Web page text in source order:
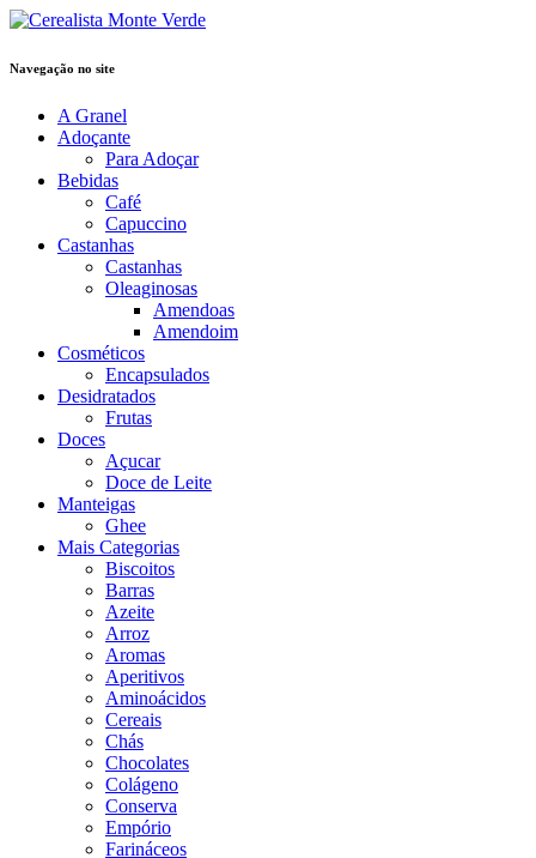
Navegação no site
A Granel
Adoçante
Para Adoçar
Bebidas
Café
Capuccino
Castanhas
Castanhas
Oleaginosas
Amendoas
Amendoim
Cosméticos
Encapsulados
Desidratados
Frutas
Doces
Açucar
Doce de Leite
Manteigas
Ghee
Mais Categorias
Biscoitos
Barras
Azeite
Arroz
Aromas
Aperitivos
Aminoácidos
Cereais
Chás
Chocolates
Colágeno
Conserva
Empório
Farináceos